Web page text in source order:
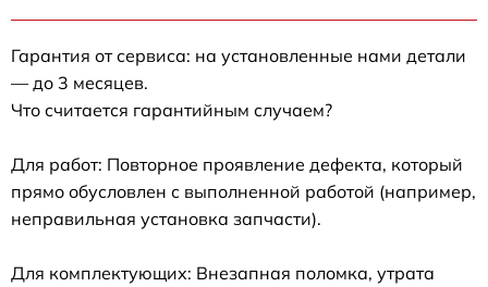
Гарантия от сервиса: на установленные нами детали
— до 3 месяцев.
Что считается гарантийным случаем?
Для работ: Повторное проявление дефекта, который
прямо обусловлен с выполненной работой (например,
неправильная установка запчасти).
Для комплектующих: Внезапная поломка, утрата